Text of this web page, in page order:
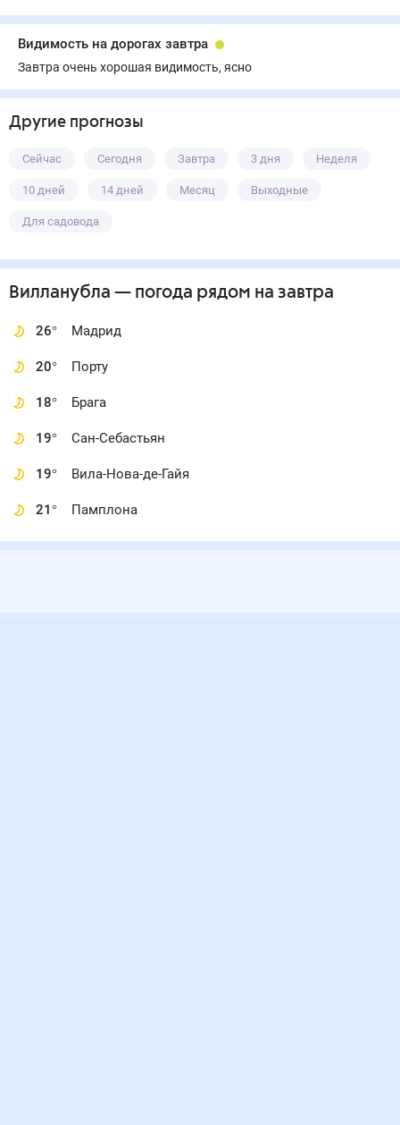
Видимость на дорогах завтра
Завтра очень хорошая видимость, ясно
Другие прогнозы
Сейчас Сегодня Завтра 3 дня Неделя
10 дней 14 дней Месяц Выходные
Для садовода
Вилланубла — погода рядом на завтра
26° Мадрид
20° Порту
18° Брага
19° Сан-Себастьян
19° Вила-Нова-де-Гайя
21° Памплона